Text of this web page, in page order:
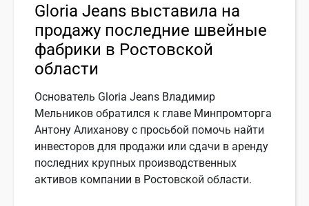
Gloria Jeans выставила на
продажу последние швейные
фабрики в Ростовской
области
Основатель Gloria Jeans Владимир
Мельников обратился к главе Минпромторга
Антону Алиханову с просьбой помочь найти
инвесторов для продажи или сдачи в аренду
последних крупных производственных
активов компании в Ростовской области.